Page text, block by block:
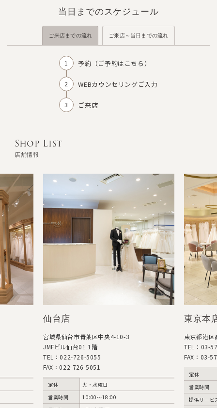
当日までのスケジュール
ご来店までの流れ ご来店～当日までの流れ
予約（ご予約はこちら）
WEBカウンセリングご入力
ご来店
Shop List
店舗情報
東京都港区高輪3-7-6
TEL：03-5798-2611
FAX：03-5798-2612
営業時間
提供サービス